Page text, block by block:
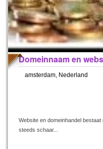
Domeinnaam en
amsterdam, Nederland
Website en domeinhandel
steeds schaar...